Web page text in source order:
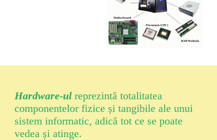
Hardware-ul reprezintă totalitatea
componentelor fizice și tangibile ale unui
sistem informatic, adică tot ce se poate
vedea și atinge.